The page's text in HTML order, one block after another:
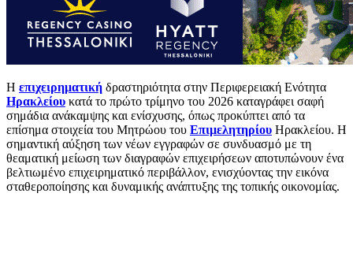
Η επιχειρηματική δραστηριότητα στην Περιφερειακή Ενότητα
Ηρακλείου κατά το πρώτο τρίμηνο του 2026 καταγράφει σαφή
σημάδια ανάκαμψης και ενίσχυσης, όπως προκύπτει από τα
επίσημα στοιχεία του Μητρώου του Επιμελητηρίου Ηρακλείου. Η
σημαντική αύξηση των νέων εγγραφών σε συνδυασμό με τη
θεαματική μείωση των διαγραφών επιχειρήσεων αποτυπώνουν ένα
βελτιωμένο επιχειρηματικό περιβάλλον, ενισχύοντας την εικόνα
σταθεροποίησης και δυναμικής ανάπτυξης της τοπικής οικονομίας.